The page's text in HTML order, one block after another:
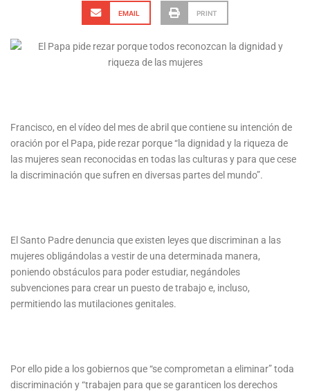
EMAIL PRINT
Francisco, en el vídeo del mes de abril que contiene su intención de
oración por el Papa, pide rezar porque “la dignidad y la riqueza de
las mujeres sean reconocidas en todas las culturas y para que cese
la discriminación que sufren en diversas partes del mundo”.
El Santo Padre denuncia que existen leyes que discriminan a las
mujeres obligándolas a vestir de una determinada manera,
poniendo obstáculos para poder estudiar, negándoles
subvenciones para crear un puesto de trabajo e, incluso,
permitiendo las mutilaciones genitales.
Por ello pide a los gobiernos que “se comprometan a eliminar” toda
discriminación y “trabajen para que se garanticen los derechos